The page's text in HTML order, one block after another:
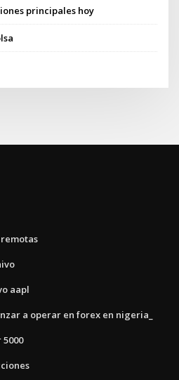
principales hoy
aapl
a operar en forex en nigeria_